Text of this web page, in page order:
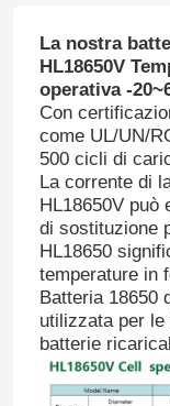
La nostra
HL18650V
operativa -
Con
come UL/UN/
500 cicli di
La corrente di
HL18650V può
di sostituzione
HL18650
temperature in
Batteria 18650
utilizzata per
batterie